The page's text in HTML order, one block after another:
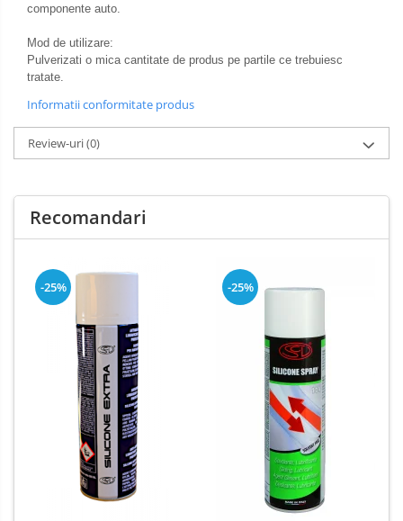
componente auto.
Mod de utilizare:
Pulverizati o mica cantitate de produs pe partile ce trebuiesc
tratate.
Informatii conformitate produs
Review-uri(0)
Recomandari
-25% -25%